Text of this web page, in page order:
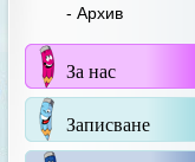
- Архив
За нас
Записване